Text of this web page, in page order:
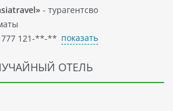
- турагентсво
777 121-**-** показать
ОТЕЛЬ